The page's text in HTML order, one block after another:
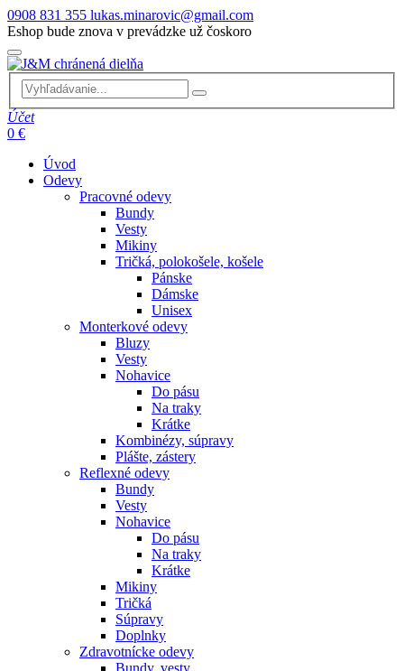
0908 831 355 lukas.minarovic@gmail.com
Eshop bude znova v prevádzke už čoskoro
Účet
0 €
Úvod
Odevy
Pracovné odevy
Bundy
Vesty
Mikiny
Tričká, polokošele, košele
Pánske
Dámske
Unisex
Monterkové odevy
Bluzy
Vesty
Nohavice
Do pásu
Na traky
Krátke
Kombinézy, súpravy
Plášte, zástery
Reflexné odevy
Bundy
Vesty
Nohavice
Do pásu
Na traky
Krátke
Mikiny
Tričká
Súpravy
Doplnky
Zdravotnícke odevy
Bundy, vesty